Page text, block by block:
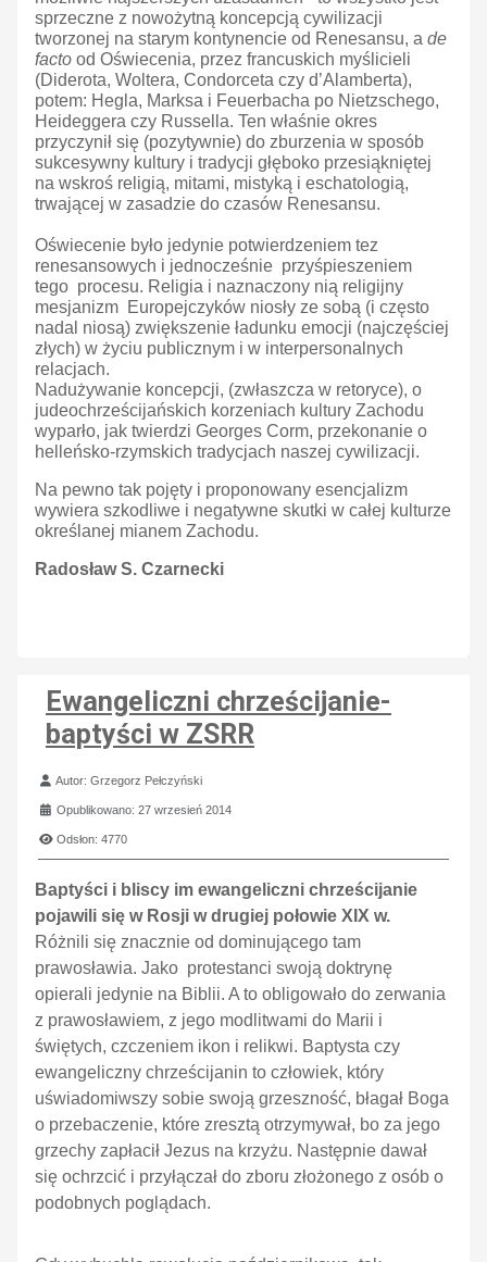
sprzeczne z nowożytną koncepcją cywilizacji
tworzonej na starym kontynencie od Renesansu, a de
facto od Oświecenia, przez francuskich myślicieli
(Diderota, Woltera, Condorceta czy d’Alamberta),
potem: Hegla, Marksa i Feuerbacha po Nietzschego,
Heideggera czy Russella. Ten właśnie okres
przyczynił się (pozytywnie) do zburzenia w sposób
sukcesywny kultury i tradycji głęboko przesiąkniętej
na wskroś religią, mitami, mistyką i eschatologią,
trwającej w zasadzie do czasów Renesansu.
Oświecenie było jedynie potwierdzeniem tez
renesansowych i jednocześnie przyśpieszeniem
tego procesu. Religia i naznaczony nią religijny
mesjanizm Europejczyków niosły ze sobą (i często
nadal niosą) zwiększenie ładunku emocji (najczęściej
złych) w życiu publicznym i w interpersonalnych
relacjach.
Nadużywanie koncepcji, (zwłaszcza w retoryce), o
judeochrześcijańskich korzeniach kultury Zachodu
wyparło, jak twierdzi Georges Corm, przekonanie o
helleńsko-rzymskich tradycjach naszej cywilizacji.
Na pewno tak pojęty i proponowany esencjalizm
wywiera szkodliwe i negatywne skutki w całej kulturze
określanej mianem Zachodu.
Radosław S. Czarnecki
Ewangeliczni chrześcijanie-
baptyści w ZSRR
Szczegóły
Autor:Grzegorz Pełczyński
Opublikowano: 27 wrzesień 2014
Odsłon: 4770
Baptyści i bliscy im ewangeliczni chrześcijanie
pojawili się w Rosji w drugiej połowie XIX w.
Różnili się znacznie od dominującego tam
prawosławia. Jako protestanci swoją doktrynę
opierali jedynie na Biblii. A to obligowało do zerwania
z prawosławiem, z jego modlitwami do Marii i
świętych, czczeniem ikon i relikwi. Baptysta czy
ewangeliczny chrześcijanin to człowiek, który
uświadomiwszy sobie swoją grzeszność, błagał Boga
o przebaczenie, które zresztą otrzymywał, bo za jego
grzechy zapłacił Jezus na krzyżu. Następnie dawał
się ochrzcić i przyłączał do zboru złożonego z osób o
podobnych poglądach.